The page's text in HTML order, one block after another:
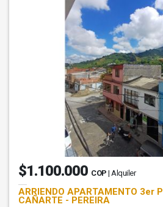
$1.100.000 COP | Alquiler
ARRIENDO APARTAMENTO 3er
CAÑARTE - PEREIRA